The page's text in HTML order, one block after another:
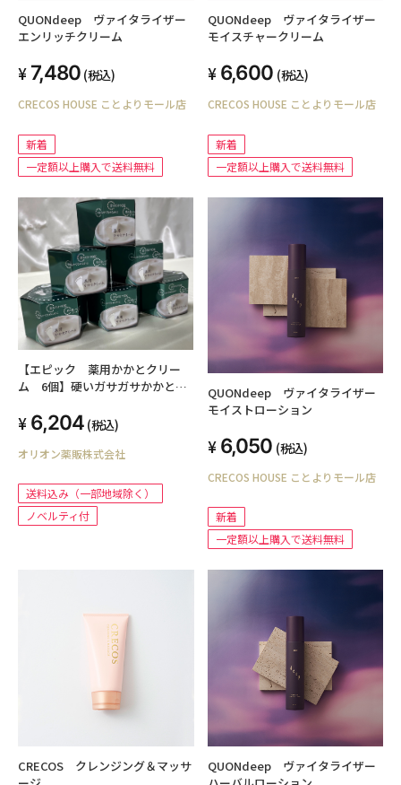
QUONdeep ヴァイタライザー
エンリッチクリーム
7,480 (税込)
CRECOS HOUSE ことよりモール店
新着
一定額以上購入で送料無料
QUONdeep ヴァイタライザー
モイスチャークリーム
6,600 (税込)
CRECOS HOUSE ことよりモール店
新着
一定額以上購入で送料無料
【エピック 薬用かかとクリー
ム 6個】硬いガサガサかかと
ならトラベルセットプレゼント！
6,204 (税込)
オリオン薬販株式会社
送料込み（一部地域除く）
ノベルティ付
QUONdeep ヴァイタライザー
モイストローション
6,050 (税込)
CRECOS HOUSE ことよりモール店
新着
一定額以上購入で送料無料
CRECOS クレンジング＆マッサ
QUONdeep ヴァイタライザー